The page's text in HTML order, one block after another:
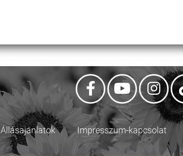
Állásajánlatok Impresszum-kapcsolat